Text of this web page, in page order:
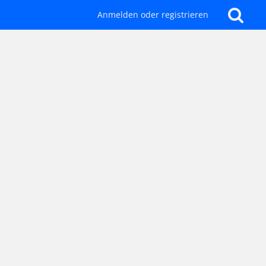
Anmelden oder registrieren